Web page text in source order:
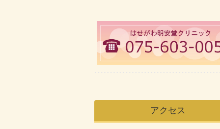
アクセス